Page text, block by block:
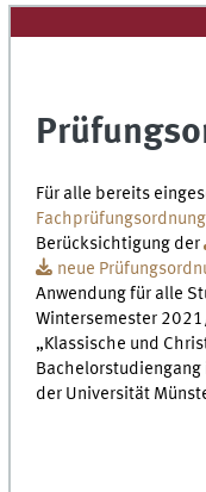
Für alle bereits
Fachprüfungsordnung
Berücksichtigung der
neue
Anwendung für alle
Wintersemester
„Klassische und
der Universität